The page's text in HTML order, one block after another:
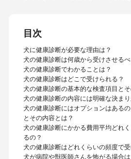
目次
犬に健康診断が必要な理由は？
犬の健康診断は何歳から受けさせるべ
犬の健康診断でわかることは？
犬の健康診断はどこで受けられる？
犬の健康診断の基本的な検査項目と
犬の健康診断の内容には明確な決ま
犬の健康診断にはオプションはある
とその内容とは？
犬の健康診断にかかる費用平均どれ
るの？
犬の健康診断はどれくらいの頻度で
犬が病院や獣医師さんを怖がる場合